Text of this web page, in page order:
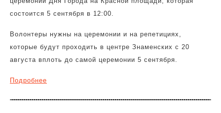
состоится 5 сентября в 12:00.
Волонтеры нужны на церемонии и на репетициях,
которые будут проходить в центре Знаменских с 20
августа вплоть до самой церемонии 5 сентября.
Подробнее